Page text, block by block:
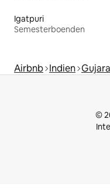
Igatpuri
Semesterboenden
Airbnb Indien
©